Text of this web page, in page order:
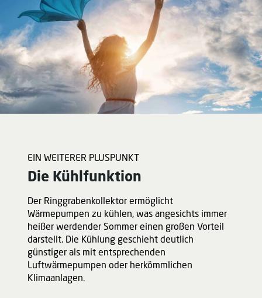
EIN WEITERER PLUSPUNKT
Die Kühlfunktion
Der Ringgrabenkollektor ermöglicht
Wärmepumpen zu kühlen, was angesichts immer
heißer werdender Sommer einen großen Vorteil
darstellt. Die Kühlung geschieht deutlich
günstiger als mit entsprechenden
Luftwärmepumpen oder herkömmlichen
Klimaanlagen.